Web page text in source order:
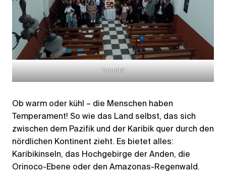
Bogotá
Ob warm oder kühl – die Menschen haben
Temperament! So wie das Land selbst, das sich
zwischen dem Pazifik und der Karibik quer durch den
nördlichen Kontinent zieht. Es bietet alles:
Karibikinseln, das Hochgebirge der Anden, die
Orinoco-Ebene oder den Amazonas-Regenwald.